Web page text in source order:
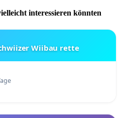
interessieren könnten
Wiibau rette